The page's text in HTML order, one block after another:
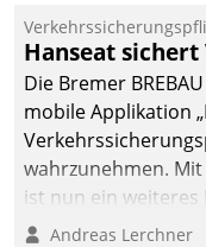
Hanseat
Die Bremer
mobile Applikation
wahrzunehmen.
ist nun ein weiteres
Einsatz.
Andreas Lerchner